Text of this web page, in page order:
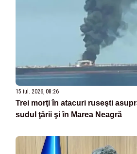
15 iul. 2026, 08:26
Trei morţi în atacuri ruseşti
sudul ţării şi în Marea Neagră